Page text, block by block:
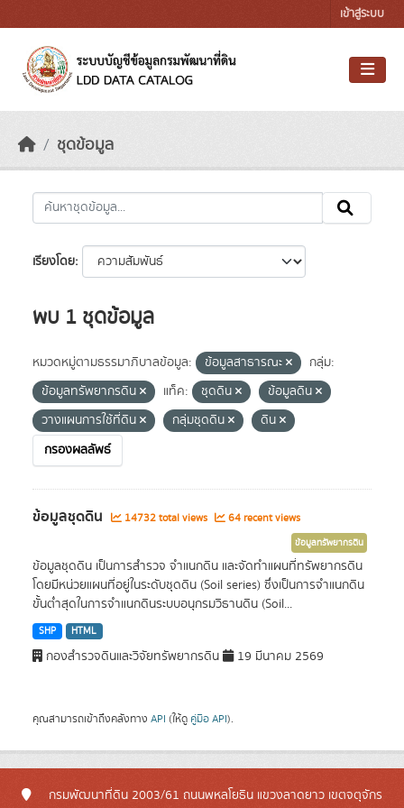
เข้าสู่ระบบ
ชุดข้อมูล
เรียงโดย
พบ 1 ชุดข้อมูล
หมวดหมู่ตามธรรมาภิบาลข้อมูล: ข้อมูลสาธารณะ
กลุ่ม:
ข้อมูลทรัพยากรดิน
แท็ค: ชุดดิน
ข้อมูลดิน
วางแผนการใช้ที่ดิน
กลุ่มชุดดิน
ดิน
กรองผลลัพธ์
ข้อมูลชุดดิน 14732 total views 64 recent views
ข้อมูลทรัพยากรดิน
ข้อมูลชุดดิน เป็นการสำรวจ จำแนกดิน และจัดทำแผนที่ทรัพยากรดิน
โดยมีหน่วยแผนที่อยู่ในระดับชุดดิน (Soil series) ซึ่งเป็นการจำแนกดิน
ขั้นต่ำสุดในการจำแนกดินระบบอนุกรมวิธานดิน (Soil...
SHP HTML
กองสำรวจดินและวิจัยทรัพยากรดิน 19 มีนาคม 2569
คุณสามารถเข้าถึงคลังทาง API (ให้ดู คู่มือ API).
กรมพัฒนาที่ดิน 2003/61 ถนนพหลโยธิน แขวงลาดยาว เขตจตุจักร